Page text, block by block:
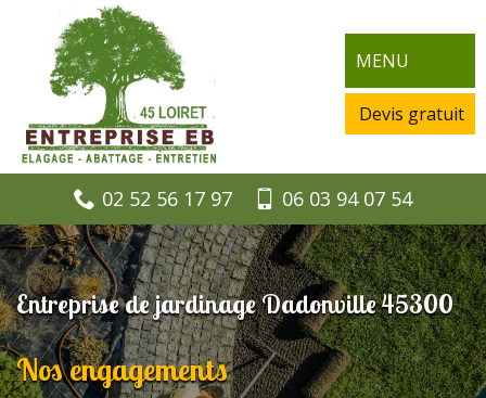
MENU
Devis gratuit
02 52 56 17 97 06 03 94 07 54
Entreprise de jardinage Dadonville 45300
Nos engagements